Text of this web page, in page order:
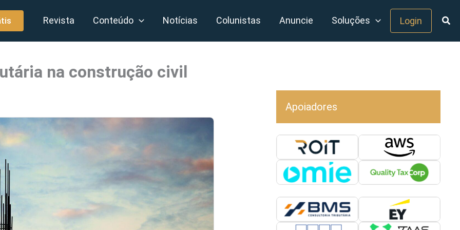
Revista Conteúdo Notícias Colunistas Anuncie Soluções Login
na construção civil
Apoiadores